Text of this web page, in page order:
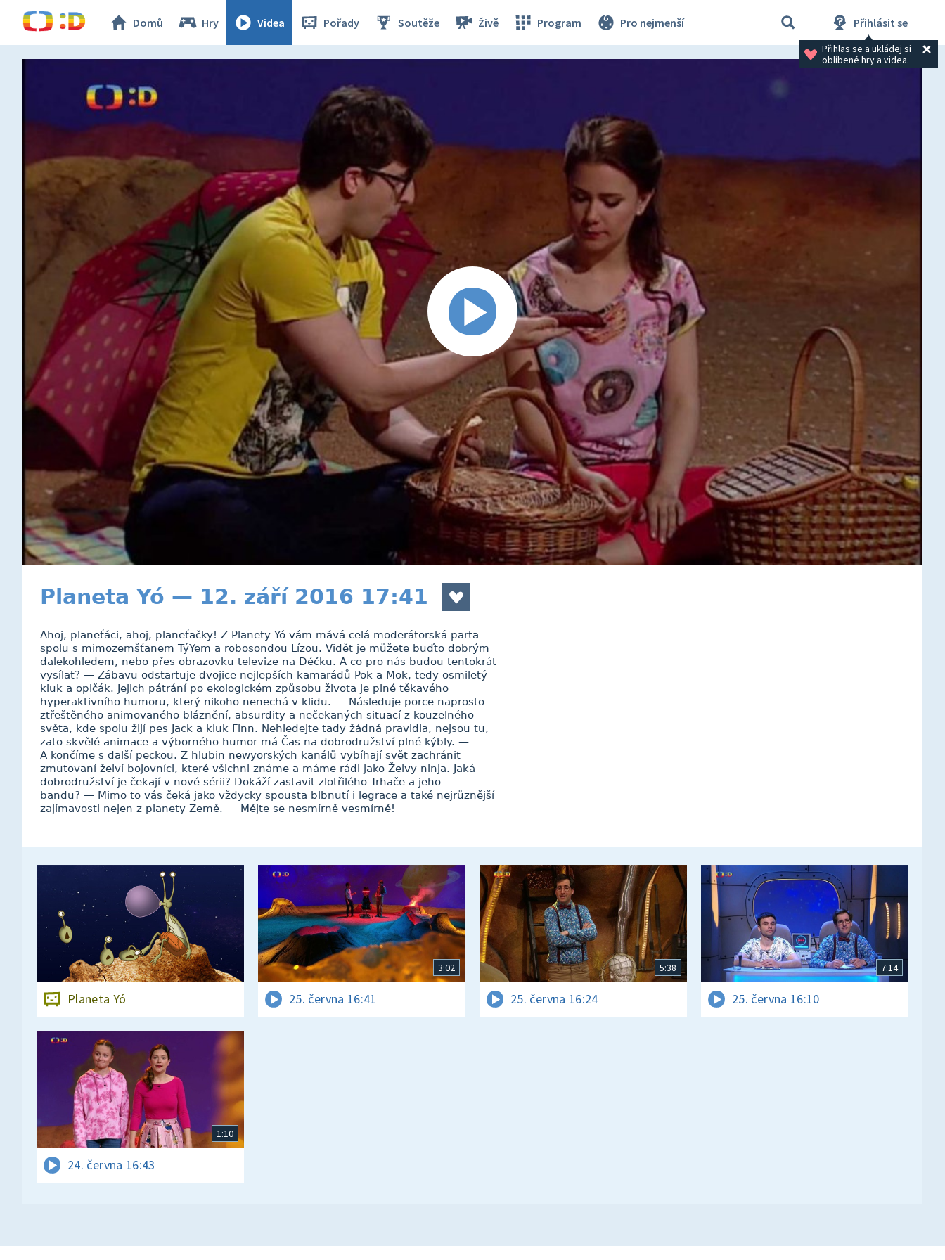
Domů Hry Videa Pořady Soutěže Živě Program Pro nejmenší Přihlásit se
Přihlas se a ukládej si
oblíbené hry a videa.
Planeta Yó — 12. září 2016 17:41
Ahoj, planeťáci, ahoj, planeťačky! Z Planety Yó vám mává celá moderátorská parta
spolu s mimozemšťanem TýYem a robosondou Lízou. Vidět je můžete buďto dobrým
dalekohledem, nebo přes obrazovku televize na Déčku. A co pro nás budou tentokrát
vysílat? — Zábavu odstartuje dvojice nejlepších kamarádů Pok a Mok, tedy osmiletý
kluk a opičák. Jejich pátrání po ekologickém způsobu života je plné těkavého
hyperaktivního humoru, který nikoho nenechá v klidu. — Následuje porce naprosto
ztřeštěného animovaného bláznění, absurdity a nečekaných situací z kouzelného
světa, kde spolu žijí pes Jack a kluk Finn. Nehledejte tady žádná pravidla, nejsou tu,
zato skvělé animace a výborného humor má Čas na dobrodružství plné kýbly. —
A končíme s další peckou. Z hlubin newyorských kanálů vybíhají svět zachránit
zmutovaní želví bojovníci, které všichni známe a máme rádi jako Želvy ninja. Jaká
dobrodružství je čekají v nové sérii? Dokáží zastavit zlotřilého Trhače a jeho
bandu? — Mimo to vás čeká jako vždycky spousta blbnutí i legrace a také nejrůznější
zajímavosti nejen z planety Země. — Mějte se nesmírně vesmírně!
Planeta Yó
3:02
25. června 16:41
5:38
25. června 16:24
7:14
25. června 16:10
1:10
24. června 16:43